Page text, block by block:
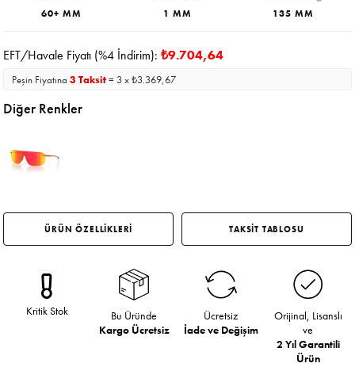
60+ MM 1 MM 135 MM
EFT/Havale Fiyatı (%4 İndirim):₺9.704,64
Peşin Fiyatına3 Taksit= 3 x ₺3.369,67
Diğer Renkler
ÜRÜN ÖZELLİKLERİ TAKSİT TABLOSU
Kritik Stok
Bu Üründe
Kargo Ücretsiz
Ücretsiz
İade ve Değişim
Orijinal, Lisanslı
ve
2 Yıl Garantili
Ürün